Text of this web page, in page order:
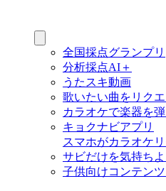
全国採点グランプリ
分析採点AI＋
うたスキ動画
歌いたい曲をリクエ
カラオケで楽器を弾
キョクナビアプリ
スマホがカラオケ
サビだけを気持ちよ
子供向けコンテンツ